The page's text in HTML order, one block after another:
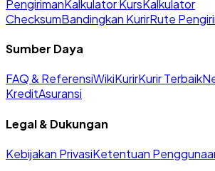
PengirimanKalkulator KursKalkulator
ChecksumBandingkan KurirRute
Sumber Daya
FAQ & ReferensiWikiKurirKurir Terbaik
KreditAsuransi
Legal & Dukungan
Kebijakan PrivasiKetentuan